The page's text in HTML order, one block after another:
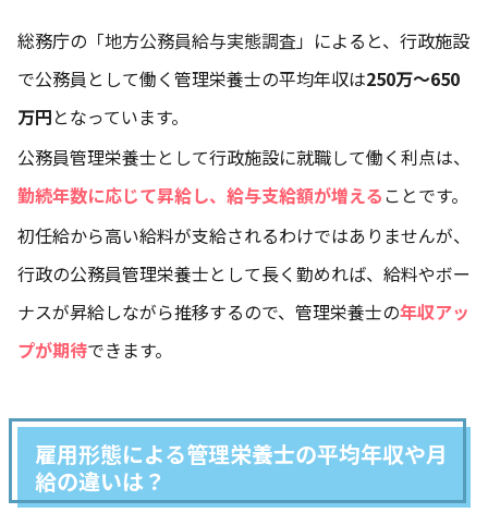
総務庁の 「地方公務員給与実態調査」 によると、行政施設
で公務員として働く管理栄養士の平均年収は250万〜650
万円となっています。
公務員管理栄養士として行政施設に就職して働く利点は、
勤続年数に応じて昇給し、給与支給額が増える ことです。
初任給から高い給料が支給されるわけではありませんが、
行政の公務員管理栄養士として長く勤めれば、給料やボー
ナスが昇給しながら推移するので、管理栄養士の年収アッ
プが期待できます。
雇用形態による管理栄養士の平均年収や月
給の違いは？